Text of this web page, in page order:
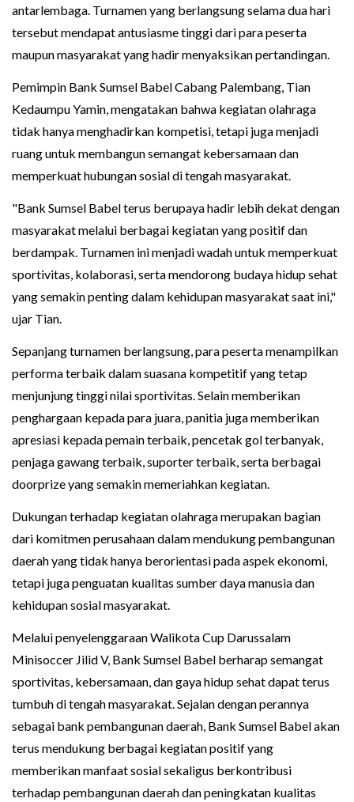
antarlembaga. Turnamen yang berlangsung selama dua hari
tersebut mendapat antusiasme tinggi dari para peserta
maupun masyarakat yang hadir menyaksikan pertandingan.
Pemimpin Bank Sumsel Babel Cabang Palembang, Tian
Kedaumpu Yamin, mengatakan bahwa kegiatan olahraga
tidak hanya menghadirkan kompetisi, tetapi juga menjadi
ruang untuk membangun semangat kebersamaan dan
memperkuat hubungan sosial di tengah masyarakat.
"Bank Sumsel Babel terus berupaya hadir lebih dekat dengan
masyarakat melalui berbagai kegiatan yang positif dan
berdampak. Turnamen ini menjadi wadah untuk memperkuat
sportivitas, kolaborasi, serta mendorong budaya hidup sehat
yang semakin penting dalam kehidupan masyarakat saat ini,"
ujar Tian.
Sepanjang turnamen berlangsung, para peserta menampilkan
performa terbaik dalam suasana kompetitif yang tetap
menjunjung tinggi nilai sportivitas. Selain memberikan
penghargaan kepada para juara, panitia juga memberikan
apresiasi kepada pemain terbaik, pencetak gol terbanyak,
penjaga gawang terbaik, suporter terbaik, serta berbagai
doorprize yang semakin memeriahkan kegiatan.
Dukungan terhadap kegiatan olahraga merupakan bagian
dari komitmen perusahaan dalam mendukung pembangunan
daerah yang tidak hanya berorientasi pada aspek ekonomi,
tetapi juga penguatan kualitas sumber daya manusia dan
kehidupan sosial masyarakat.
Melalui penyelenggaraan Walikota Cup Darussalam
Minisoccer Jilid V, Bank Sumsel Babel berharap semangat
sportivitas, kebersamaan, dan gaya hidup sehat dapat terus
tumbuh di tengah masyarakat. Sejalan dengan perannya
sebagai bank pembangunan daerah, Bank Sumsel Babel akan
terus mendukung berbagai kegiatan positif yang
memberikan manfaat sosial sekaligus berkontribusi
terhadap pembangunan daerah dan peningkatan kualitas